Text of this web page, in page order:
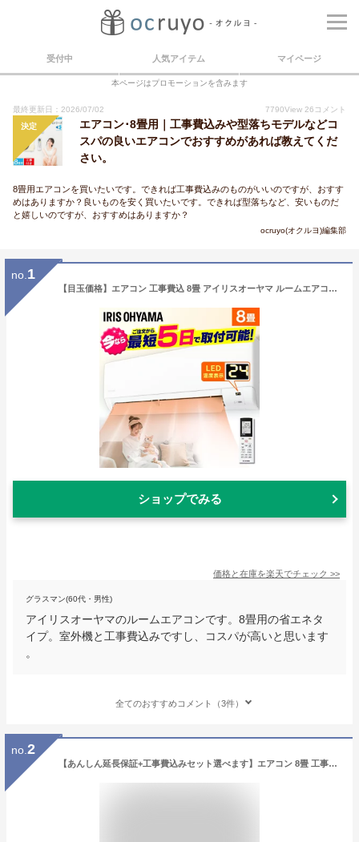
受付中 人気アイテム マイページ
本ページはプロモーションを含みます
最終更新日：2026/07/02 7790View 26 コメント
決定
エアコン･8畳用｜工事費込みや型落ちモデルなどコ
スパの良いエアコンでおすすめがあれば教えてくだ
さい。
8畳用エアコンを買いたいです。できれば工事費込みのものがいいのですが、おすす
めはありますか？良いものを安く買いたいです。できれば型落ちなど、安いものだ
と嬉しいのですが、おすすめはありますか？
ocruyo(オクルヨ)編集部
no. 1
【目玉価格】エアコン 工事費込 8畳 アイリスオーヤマ ルームエアコン 工事費込み 2.5kW スタンダード IHF-2506G ホワイト エアコン クーラー 暖房 冷房 空調 室内機 室外機 リモコン セット スタンダード 2.5kw 省エネ エコ 除湿 タイマー
ショップでみる
価格と在庫を楽天でチェック >>
グラスマン(60代・男性)
アイリスオーヤマのルームエアコンです。8畳用の省エネタ
イプ。室外機と工事費込みですし、コスパが高いと思います
。
全てのおすすめコメント（3件）
no. 2
【あんしん延長保証+工事費込みセット選べます】エアコン 8畳 工事費込み プラズマクラスター搭載 シャープ SHARP ルームエアコン おもに8畳用 AY-R25DH-W-SET 2023年モデル DHシリーズ 清潔 除菌 冷房 工事費込み クーラー 8帖 プラズマクラスター7500搭載 標準取付